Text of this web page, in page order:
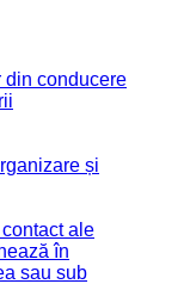
din conducere
și
ale
în
sau sub